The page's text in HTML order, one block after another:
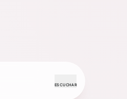
ESCUCHAR